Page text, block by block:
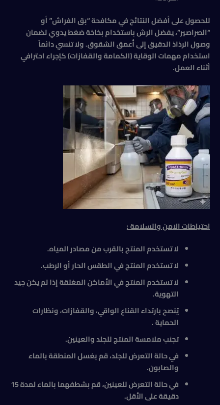
للحصول على أفضل النتائج في مكافحة “بق الفراش” أو
“الصراصير”، يفضل الرش باستخدام بخاخة ضغط يدوي لضمان
وصول الرذاذ الدقيق إلى أعمق الشقوق. ولا تنسي دائماً
استخدام مهمات الوقاية (الكمامة والقفازات) كإجراء احترافي
أثناء العمل.
احتياطات الامن والسلامة :
لا تستخدم المنتج بالقرب من مصادر المياه.
لا تستخدم المنتج في الطقس الحار أو الرطب.
لا تستخدم المنتج في الأماكن المغلقة إذا لم يكن جيد
التهوية.
يُنصح بارتداء القناع الواقي، والقفازات، ونظارات
الحماية .
تجنب ملامسة المنتج للجلد والعينين.
في حالة التعرض للجلد، قم بغسل المنطقة بالماء
والصابون.
في حالة التعرض للعينين، قم بشطفهما بالماء لمدة 15
دقيقة على الأقل.